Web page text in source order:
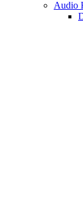
Audio